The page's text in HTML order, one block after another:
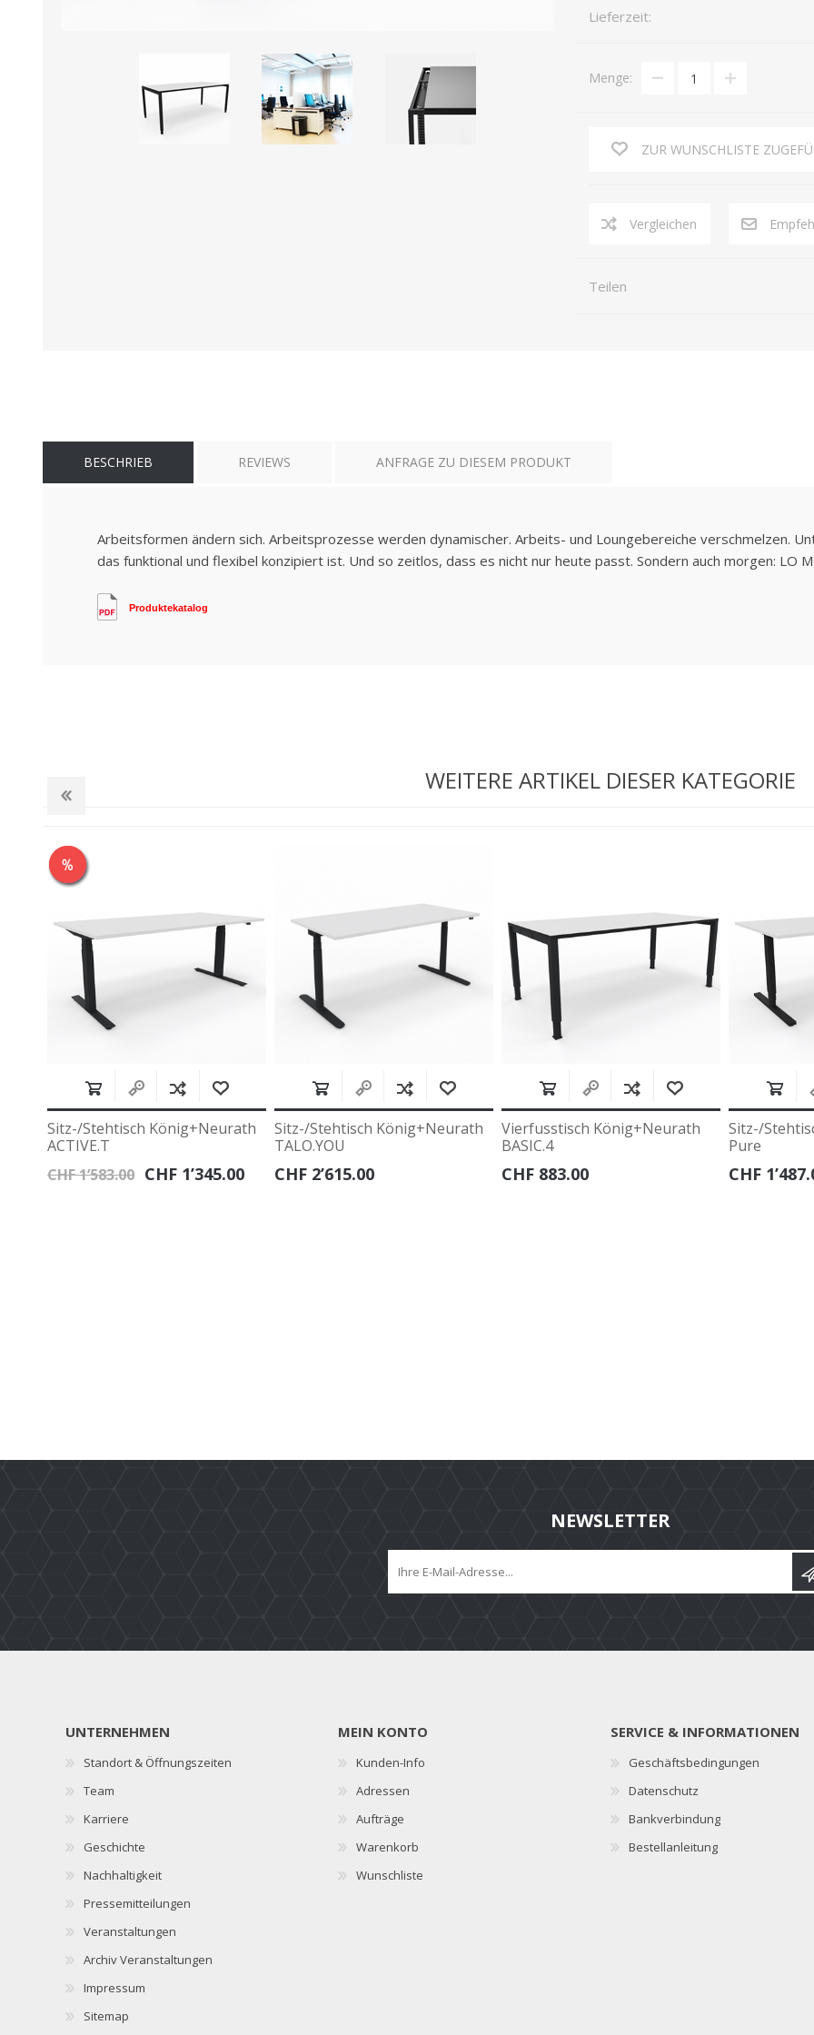
Lieferzeit:
Menge:
ZUR WUNSCHLISTE
Vergleichen
Teilen
BESCHRIEB REVIEWS ANFRAGE ZU DIESEM PRODUKT
Arbeitsformen ändern sich. Arbeitsprozesse werden dynamischer. Arbeits- und Loungebereiche verschmelzen.
das funktional und flexibel konzipiert ist. Und so zeitlos, dass es nicht nur heute passt. Sondern auch morgen: LO
Produktekatalog
WEITERE ARTIKEL DIESER KATEGORIE
Sitz-/Stehtisch König+Neurath
TALO.YOU
CHF 2’615.00
Vierfusstisch König+Neurath
BASIC.4
CHF 883.00
Sitz-/Stehtisch Lista Office LO
Pure
CHF 1’487.00
Sitz-/
Extend
CHF
NEWSLETTER
UNTERNEHMEN
Standort & Öffnungszeiten
Team
Karriere
Geschichte
Nachhaltigkeit
Pressemitteilungen
Veranstaltungen
Archiv Veranstaltungen
Impressum
Sitemap
MEIN KONTO
Kunden-Info
Adressen
Aufträge
Warenkorb
Wunschliste
SERVICE & INFORMATIONEN
Geschäftsbedingungen
Datenschutz
Bankverbindung
Bestellanleitung